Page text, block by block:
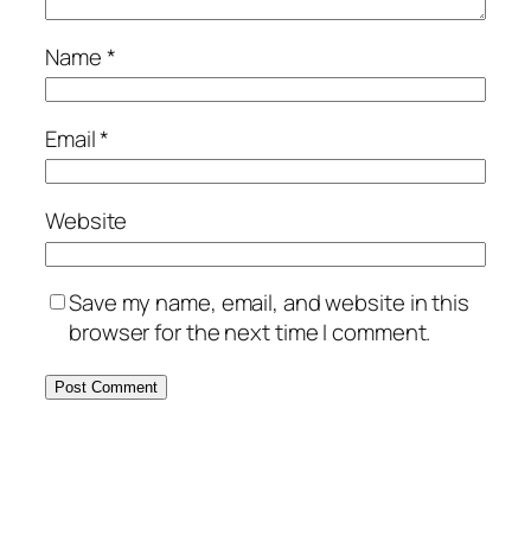
Name*
Email*
Website
Save my name, email, and website in this
browser for the next time I comment.